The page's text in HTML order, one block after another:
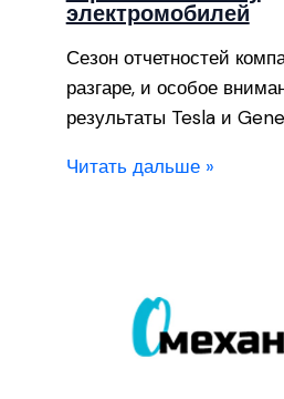
электромобилей
Сезон отчетностей
разгаре, и особое
результаты Tesla и
Читать дальше »